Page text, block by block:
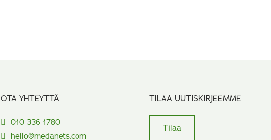
OTA YHTEYTTÄ
010 336 1780
hello@medanets.com
TILAA UUTISKIRJEEMME
Tilaa